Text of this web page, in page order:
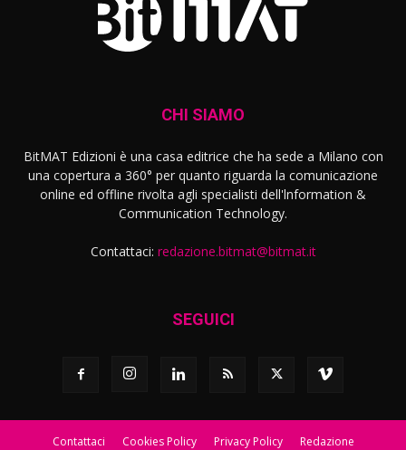
CHI SIAMO
BitMAT Edizioni è una casa editrice che ha sede a Milano con
una copertura a 360° per quanto riguarda la comunicazione
online ed offline rivolta agli specialisti dell'lnformation &
Communication Technology.
Contattaci: redazione.bitmat@bitmat.it
SEGUICI
Contattaci Cookies Policy Privacy Policy Redazione